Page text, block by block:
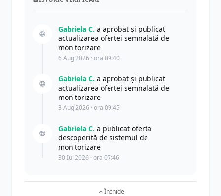
Gabriela C. a aprobat și publicat
actualizarea ofertei semnalată de
monitorizare
6 Aug 2026 · ora 09:40
Gabriela C. a aprobat și publicat
actualizarea ofertei semnalată de
monitorizare
3 Aug 2026 · ora 09:45
Gabriela C. a publicat oferta
descoperită de sistemul de
monitorizare
30 Iul 2026 · ora 07:46
Închide